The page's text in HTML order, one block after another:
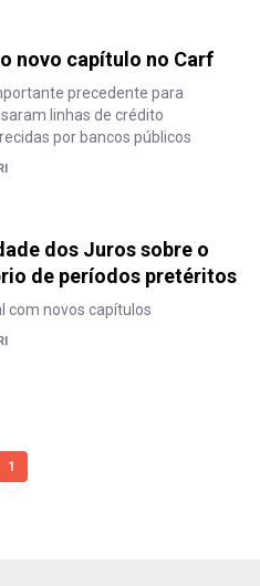
novo capítulo no Carf
precedente para
linhas de crédito
por bancos públicos
dos Juros sobre o
de períodos pretéritos
com novos capítulos
1